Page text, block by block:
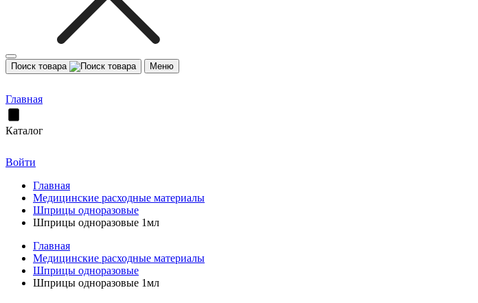
Поиск товара Меню
Главная
Каталог
Войти
Главная
Медицинские расходные материалы
Шприцы одноразовые
Шприцы одноразовые 1мл
Главная
Медицинские расходные материалы
Шприцы одноразовые
Шприцы одноразовые 1мл